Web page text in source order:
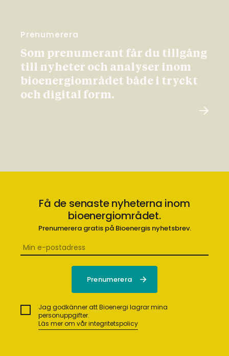
Prenumerera
Som prenumerant får du tillgång
till nyheter och analyser inom
bioenergiområdet både i tryckt
och digital form.
Få de senaste nyheterna inom
bioenergiområdet.
Prenumerera gratis på Bioenergis nyhetsbrev.
Jag godkänner att Bioenergi lagrar mina
personuppgifter.
Läs mer om vår integritetspolicy